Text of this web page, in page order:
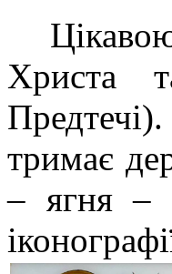
Христа
тримає
– ягня –